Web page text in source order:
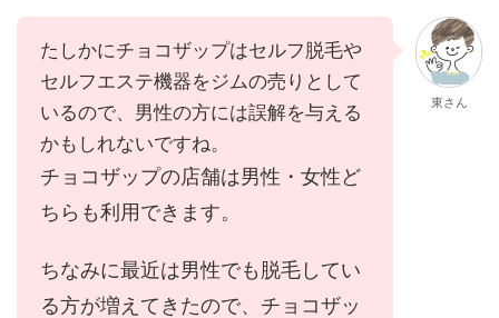
たしかにチョコザップはセルフ脱毛や
セルフエステ機器をジムの売りとして
いるので、男性の方には誤解を与える
かもしれないですね。
チョコザップの店舗は男性・女性ど
ちらも利用できます。
ちなみに最近は男性でも脱毛してい
る方が増えてきたので、チョコザッ
東さん